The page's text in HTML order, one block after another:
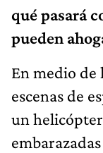
qué pasará
pueden
En medio de
escenas de
un